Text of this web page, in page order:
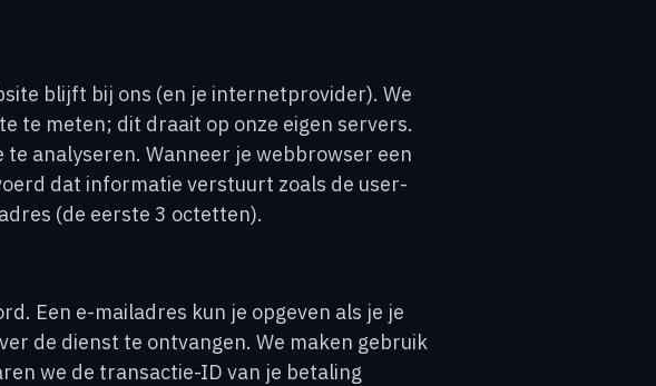
blijft bij ons (en je internetprovider). We
te meten; dit draait op onze eigen servers.
analyseren. Wanneer je webbrowser een
dat informatie verstuurt zoals de user-
(de eerste 3 octetten).
Een e-mailadres kun je opgeven als je je
de dienst te ontvangen. We maken gebruik
we de transactie-ID van je betaling